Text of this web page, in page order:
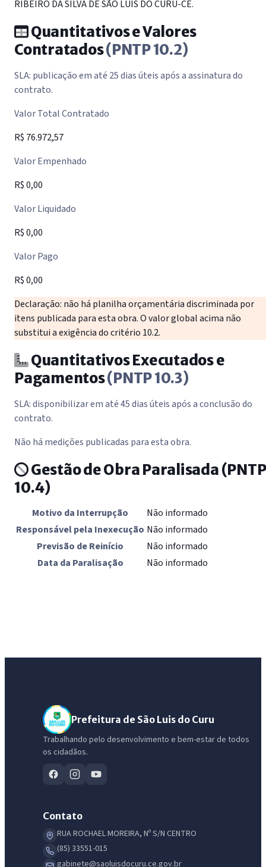
RIBEIRO DA SILVA DE SÃO LUIS DO CURU-CE.
Quantitativos e Valores
Contratados(PNTP 10.2)
SLA: publicação em até 25 dias úteis após a assinatura do
contrato.
Valor Total Contratado
R$ 76.972,57
Valor Empenhado
R$ 0,00
Valor Liquidado
R$ 0,00
Valor Pago
R$ 0,00
Declaração: não há planilha orçamentária discriminada por
itens publicada para esta obra. O valor global acima não
substitui a exigência do critério 10.2.
Quantitativos Executados e
Pagamentos(PNTP 10.3)
SLA: disponibilizar em até 45 dias úteis após a conclusão do
contrato.
Não há medições publicadas para esta obra.
Gestão de Obra Paralisada(PNTP
10.4)
Motivo da Interrupção
Não informado
Responsável pela Inexecução Não informado
Previsão de Reinício
Não informado
Data da Paralisação
Não informado
Prefeitura de São Luis do Curu
Trabalhando pelo desenvolvimento e bem-estar de todos
os cidadãos.
Contato
RUA ROCHAEL MOREIRA, Nº S/N CENTRO
(85) 33551-015
gabinete@saoluisdocuru.ce.gov.br